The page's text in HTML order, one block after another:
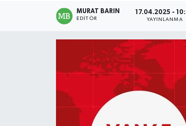
MURAT BARIN
EDITÖR
17.04.2025 -
YAYINLANMA